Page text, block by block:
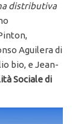
distributiva
Aguilera di
bio, e Jean-
Sociale di